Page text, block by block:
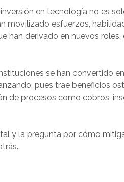
en tecnología no es
movilizado esfuerzos,
derivado en nuevos
se han convertido
pues trae beneficios
de procesos como cobros,
y la pregunta por cómo